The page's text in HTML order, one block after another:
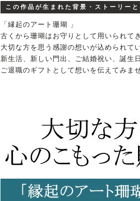
この作品が生まれた背景・ストーリーと
「縁起のアート珊瑚 」
古くから珊瑚はお守りとして用いられて
大切な方を思う感謝の想いが込められて
新生活、新しい門出、ご結婚祝い、誕生
ご退職のギフトとして想いを伝えてみま